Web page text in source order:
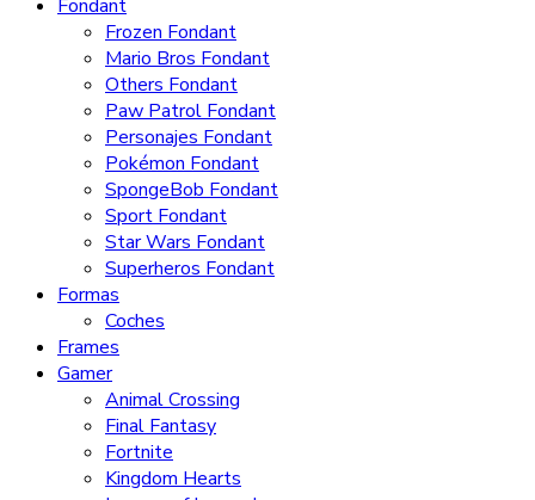
Fondant
Frozen Fondant
Mario Bros Fondant
Others Fondant
Paw Patrol Fondant
Personajes Fondant
Pokémon Fondant
SpongeBob Fondant
Sport Fondant
Star Wars Fondant
Superheros Fondant
Formas
Coches
Frames
Gamer
Animal Crossing
Final Fantasy
Fortnite
Kingdom Hearts